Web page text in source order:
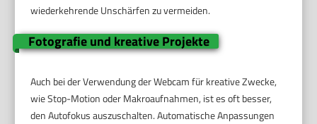
wiederkehrende Unschärfen zu vermeiden.
Fotografie und kreative Projekte
Auch bei der Verwendung der Webcam für kreative Zwecke,
wie Stop-Motion oder Makroaufnahmen, ist es oft besser,
den Autofokus auszuschalten. Automatische Anpassungen